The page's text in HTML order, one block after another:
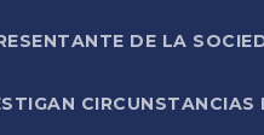
DE LA